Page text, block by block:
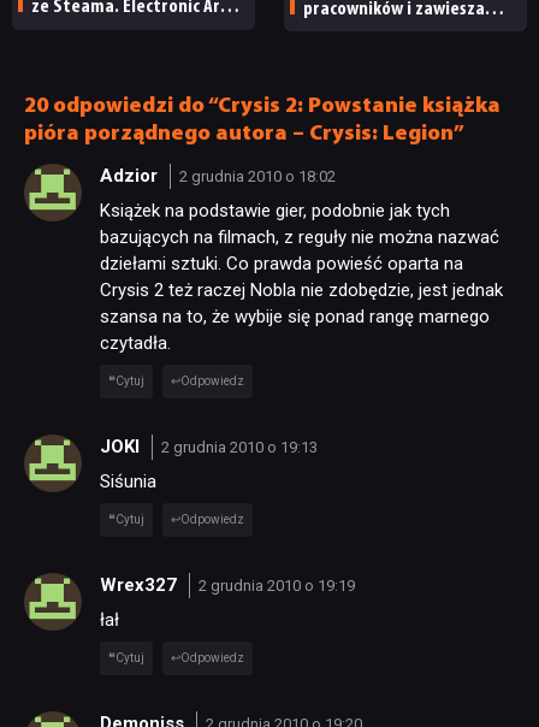
ze Steama. Electronic Arts
pracowników i zawiesza
20 odpowiedzi do “Crysis 2: Powstanie książka
pióra porządnego autora – Crysis: Legion”
Adzior 2 grudnia 2010 o 18:02
Książek na podstawie gier, podobnie jak tych
bazujących na filmach, z reguły nie można nazwać
dziełami sztuki. Co prawda powieść oparta na
Crysis 2 też raczej Nobla nie zdobędzie, jest jednak
szansa na to, że wybije się ponad rangę marnego
czytadła.
Cytuj Odpowiedz
JOKI 2 grudnia 2010 o 19:13
Siśunia
Cytuj Odpowiedz
Wrex327 2 grudnia 2010 o 19:19
łał
Cytuj Odpowiedz